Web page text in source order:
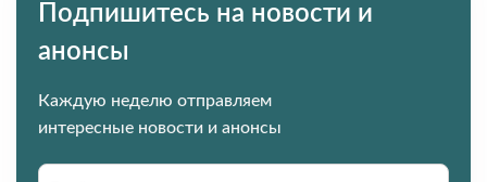
Подпишитесь на новости и
анонсы
Каждую неделю отправляем
интересные новости и анонсы